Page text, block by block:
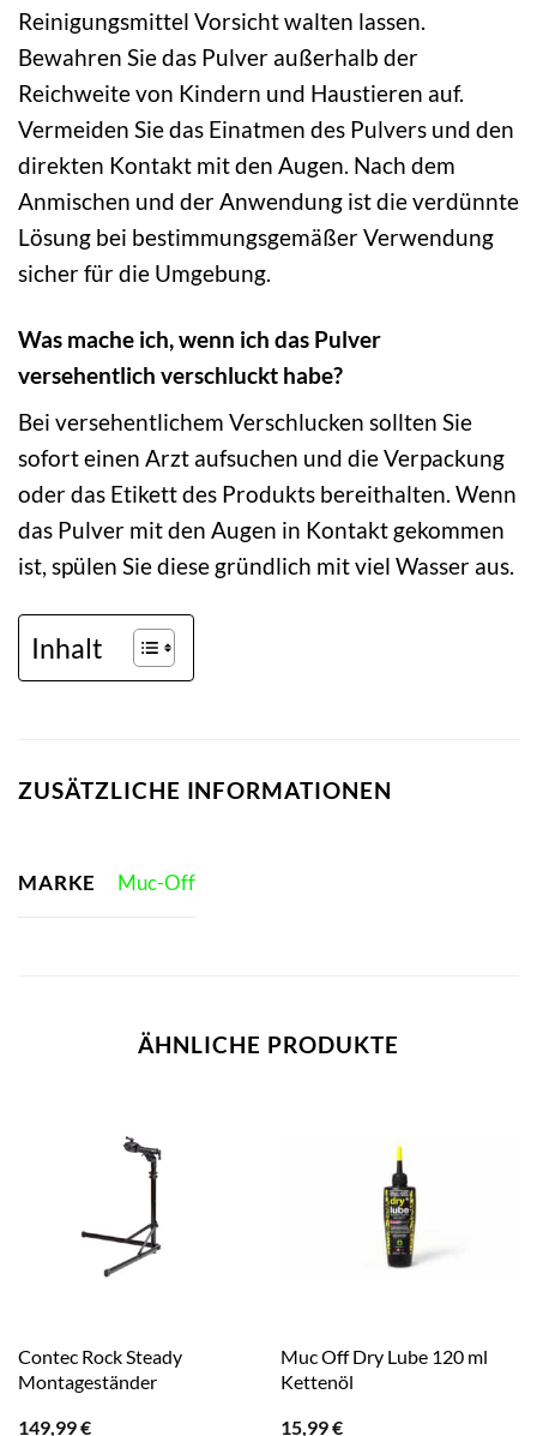
Reinigungsmittel Vorsicht walten lassen.
Bewahren Sie das Pulver außerhalb der
Reichweite von Kindern und Haustieren auf.
Vermeiden Sie das Einatmen des Pulvers und den
direkten Kontakt mit den Augen. Nach dem
Anmischen und der Anwendung ist die verdünnte
Lösung bei bestimmungsgemäßer Verwendung
sicher für die Umgebung.
Was mache ich, wenn ich das Pulver
versehentlich verschluckt habe?
Bei versehentlichem Verschlucken sollten Sie
sofort einen Arzt aufsuchen und die Verpackung
oder das Etikett des Produkts bereithalten. Wenn
das Pulver mit den Augen in Kontakt gekommen
ist, spülen Sie diese gründlich mit viel Wasser aus.
Inhalt
ZUSÄTZLICHE INFORMATIONEN
MARKE Muc-Off
ÄHNLICHE PRODUKTE
Contec Rock Steady
Montageständer
149,99€
Muc Off Dry Lube 120 ml
Kettenöl
15,99€